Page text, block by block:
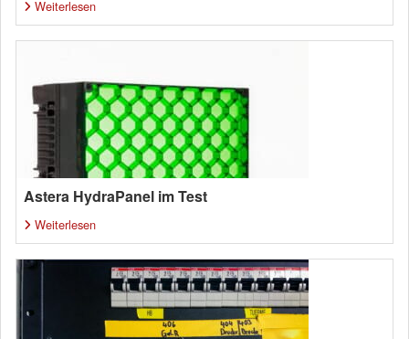
Weiterlesen
Astera HydraPanel im Test
Weiterlesen